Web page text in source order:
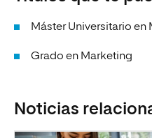
Máster Universitario
Grado en Marketing
Noticias